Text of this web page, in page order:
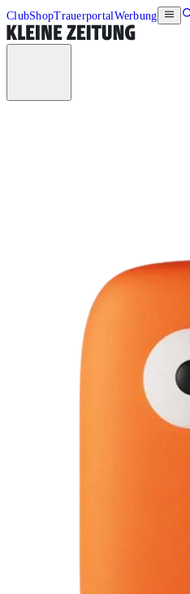
ClubShopTrauerportalWerbung